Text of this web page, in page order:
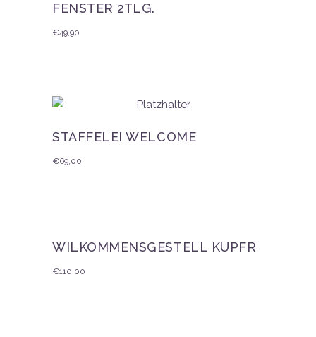
FENSTER 2TLG.
€49,90
STAFFELEI WELCOME
€69,00
WILKOMMENSGESTELL KUPFR
€110,00